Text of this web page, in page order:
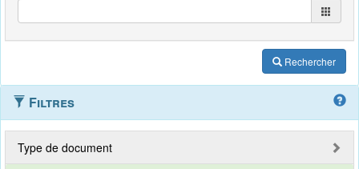
Rechercher
Filtres
Type de document